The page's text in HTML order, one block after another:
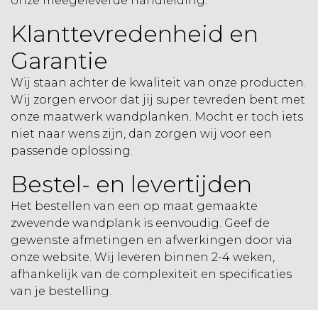
Klanttevredenheid en
Garantie
Wij staan achter de kwaliteit van onze producten.
Wij zorgen ervoor dat jij super tevreden bent met
onze maatwerk wandplanken. Mocht er toch iets
niet naar wens zijn, dan zorgen wij voor een
passende oplossing.
Bestel- en levertijden
Het bestellen van een op maat gemaakte
zwevende wandplank is eenvoudig. Geef de
gewenste afmetingen en afwerkingen door via
onze website. Wij leveren binnen 2-4 weken,
afhankelijk van de complexiteit en specificaties
van je bestelling.